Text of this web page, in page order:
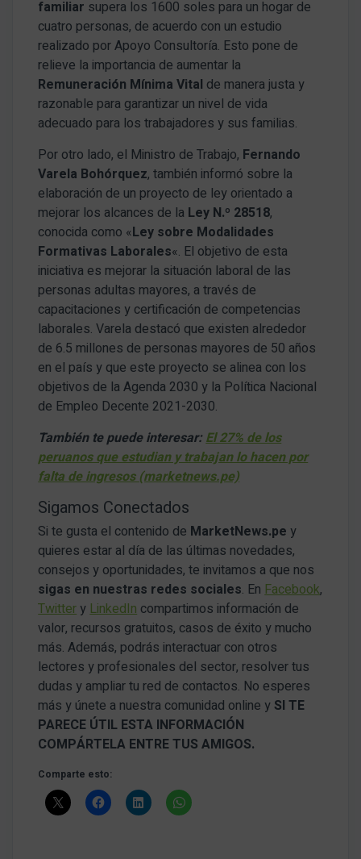
familiar supera los 1600 soles para un hogar de
cuatro personas, de acuerdo con un estudio
realizado por Apoyo Consultoría. Esto pone de
relieve la importancia de aumentar la
Remuneración Mínima Vital de manera justa y
razonable para garantizar un nivel de vida
adecuado para los trabajadores y sus familias.
Por otro lado, el Ministro de Trabajo, Fernando
Varela Bohórquez, también informó sobre la
elaboración de un proyecto de ley orientado a
mejorar los alcances de la Ley N.º 28518,
conocida como «Ley sobre Modalidades
Formativas Laborales«. El objetivo de esta
iniciativa es mejorar la situación laboral de las
personas adultas mayores, a través de
capacitaciones y certificación de competencias
laborales. Varela destacó que existen alrededor
de 6.5 millones de personas mayores de 50 años
en el país y que este proyecto se alinea con los
objetivos de la Agenda 2030 y la Política Nacional
de Empleo Decente 2021-2030.
También te puede interesar: El 27% de los
peruanos que estudian y trabajan lo hacen por
falta de ingresos (marketnews.pe)
Sigamos Conectados
Si te gusta el contenido de MarketNews.pe y
quieres estar al día de las últimas novedades,
consejos y oportunidades, te invitamos a que nos
sigas en nuestras redes sociales. En Facebook,
Twitter y LinkedIn compartimos información de
valor, recursos gratuitos, casos de éxito y mucho
más. Además, podrás interactuar con otros
lectores y profesionales del sector, resolver tus
dudas y ampliar tu red de contactos. No esperes
más y únete a nuestra comunidad online y SI TE
PARECE ÚTIL ESTA INFORMACIÓN
COMPÁRTELA ENTRE TUS AMIGOS.
Comparte esto: